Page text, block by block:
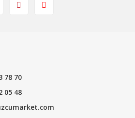
78 70
05 48